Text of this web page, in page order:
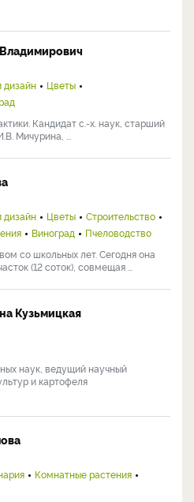
Цветы
Кандидат с.-х. наук, старший
Мичурина, ...
Цветы
Строительство
Виноград
Пчеловодство
со школьных лет. Сегодня она
(12 соток), совмещая ...
Кузьмицкая
наук, ведущий научный
и картофеля
Комнатные растения